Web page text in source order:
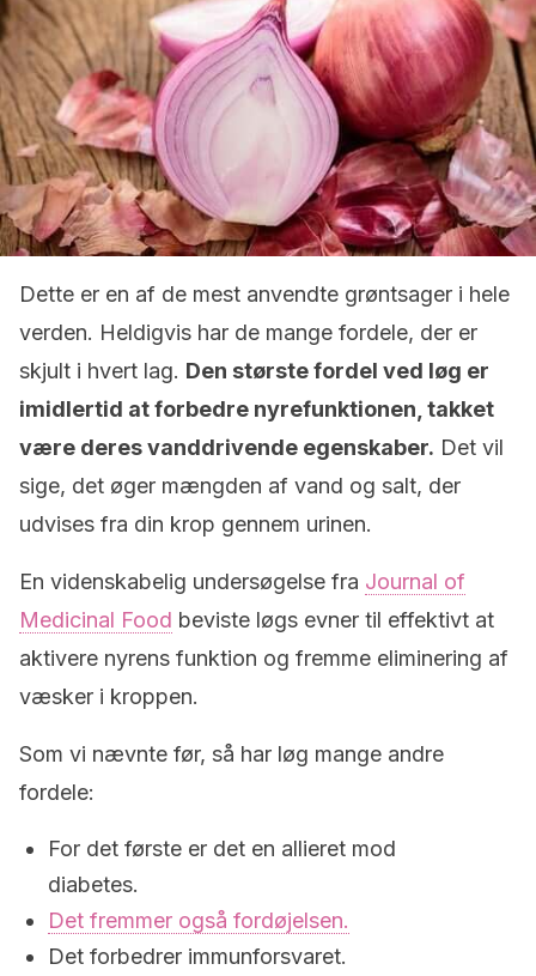
Dette er en af ​​de mest anvendte grøntsager i hele
verden. Heldigvis har de mange fordele, der er
skjult i hvert lag. Den største fordel ved løg er
imidlertid at forbedre nyrefunktionen, takket
være deres vanddrivende egenskaber. Det vil
sige, det øger mængden af ​​vand og salt, der
udvises fra din krop gennem urinen.
En videnskabelig undersøgelse fra Journal of
Medicinal Food beviste løgs evner til effektivt at
aktivere nyrens funktion og fremme eliminering af
væsker i kroppen.
Som vi nævnte før, så har løg mange andre
fordele:
For det første er det en allieret mod
diabetes.
Det fremmer også fordøjelsen.
Det forbedrer immunforsvaret.